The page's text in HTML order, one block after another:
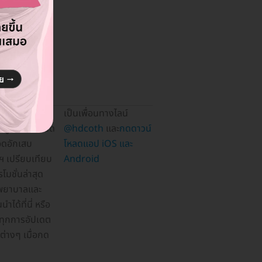
เป็นเพื่อนทางไลน์
@hdcoth และกดดาวน์
โหลดแอป iOS และ
Android